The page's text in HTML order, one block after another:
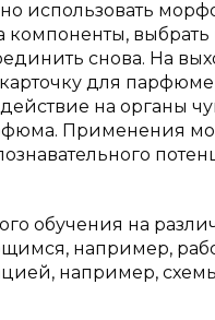
использовать
снова. На
для
на органы
Применения
обучения на
например,
например,